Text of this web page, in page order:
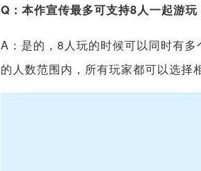
Q ：本作宣传最多可支持8人一起游
A：是的，8人玩的时候可以同时有
的人数范围内，所有玩家都可以选择